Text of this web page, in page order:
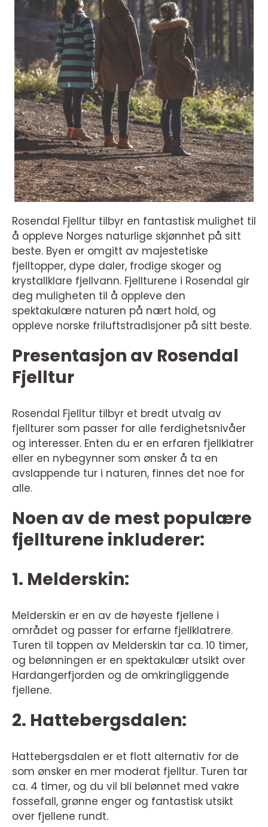
Rosendal Fjelltur tilbyr en fantastisk mulighet til
å oppleve Norges naturlige skjønnhet på sitt
beste. Byen er omgitt av majestetiske
fjelltopper, dype daler, frodige skoger og
krystallklare fjellvann. Fjellturene i Rosendal gir
deg muligheten til å oppleve den
spektakulære naturen på nært hold, og
oppleve norske friluftstradisjoner på sitt beste.
Presentasjon av Rosendal
Fjelltur
Rosendal Fjelltur tilbyr et bredt utvalg av
fjellturer som passer for alle ferdighetsnivåer
og interesser. Enten du er en erfaren fjellklatrer
eller en nybegynner som ønsker å ta en
avslappende tur i naturen, finnes det noe for
alle.
Noen av de mest populære
fjellturene inkluderer:
1. Melderskin:
Melderskin er en av de høyeste fjellene i
området og passer for erfarne fjellklatrere.
Turen til toppen av Melderskin tar ca. 10 timer,
og belønningen er en spektakulær utsikt over
Hardangerfjorden og de omkringliggende
fjellene.
2. Hattebergsdalen:
Hattebergsdalen er et flott alternativ for de
som ønsker en mer moderat fjelltur. Turen tar
ca. 4 timer, og du vil bli belønnet med vakre
fossefall, grønne enger og fantastisk utsikt
over fjellene rundt.